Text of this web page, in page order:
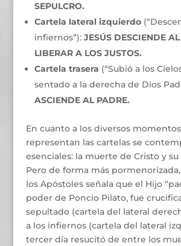
SEPULCRO.
Cartela lateral izquierdo
infiernos”): JESÚS DESCIENDE
LIBERAR A LOS JUSTOS.
Cartela trasera (“Subió a los
sentado a la derecha de Dios
ASCIENDE AL PADRE.
En cuanto a los diversos
representan las cartelas se
esenciales: la muerte de Cristo y
Pero de forma más
los Apóstoles señala que el Hijo
poder de Poncio Pilato, fue
sepultado (cartela del lateral
a los infiernos (cartela del lateral
tercer día resucitó de entre los